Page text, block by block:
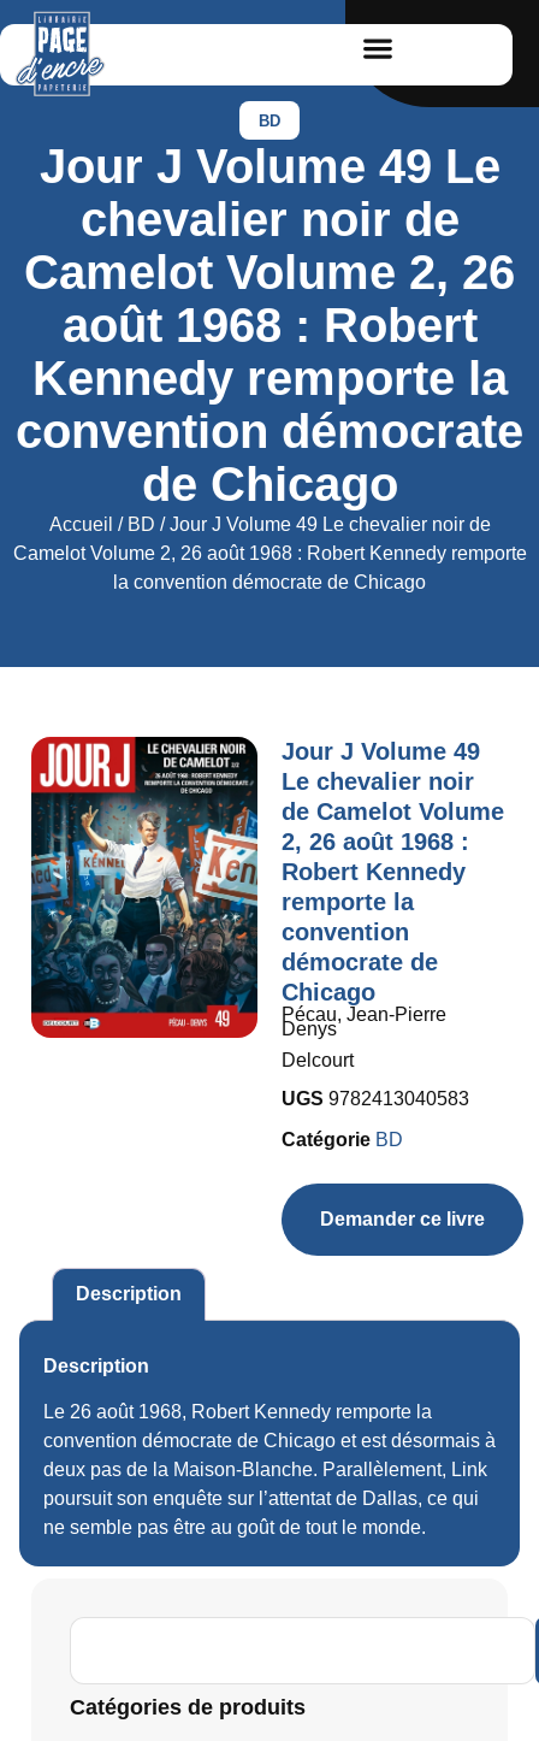
BD
Jour J Volume 49 Le
chevalier noir de
Camelot Volume 2, 26
août 1968 : Robert
Kennedy remporte la
convention démocrate
de Chicago
Accueil / BD / Jour J Volume 49 Le chevalier noir de
Camelot Volume 2, 26 août 1968 : Robert Kennedy remporte
la convention démocrate de Chicago
Jour J Volume 49
Le chevalier noir
de Camelot Volume
2, 26 août 1968 :
Robert Kennedy
remporte la
convention
démocrate de
Chicago
Pécau, Jean-Pierre
Denys
Delcourt
UGS 9782413040583
Catégorie BD
Demander ce livre
Description
Description
Le 26 août 1968, Robert Kennedy remporte la
convention démocrate de Chicago et est désormais à
deux pas de la Maison-Blanche. Parallèlement, Link
poursuit son enquête sur l’attentat de Dallas, ce qui
ne semble pas être au goût de tout le monde.
Catégories de produits